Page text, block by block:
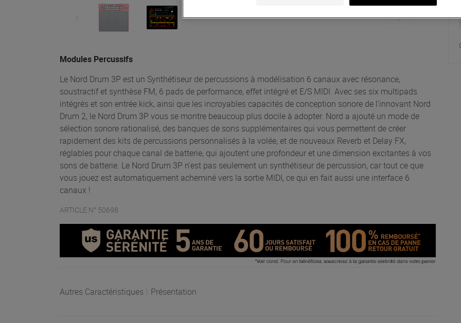
Modules Percussifs
Le Nord Drum 3P est un Synthétiseur de percussions à modélisation 6 canaux avec résonance,
soustractif et synthèse FM, 6 pads de performance, effet intégré et E/S MIDI. Avec ses six multipads
intégrés et son entrée kick, ainsi que les incroyables capacités de conception sonore de l'innovant Nord
Drum 2, le Nord Drum 3P vous se montre beaucoup plus docile à adopter. Nord a ajouté un mode de
sélection sonore rationalisé, des banques de sons supplémentaires qui vous permettent de créer
rapidement des kits de percussions personnalisés à la volée, et de nouveaux Reverb et Delay FX,
réglables pour chaque canal de batterie, qui ajoutent une profondeur et une dimension excitantes à vos
sons de batterie. Le Nord Drum 3P n'est pas seulement un synthétiseur de percussion, car tout ce que
vous jouez est automatiquement acheminé vers la sortie MIDI, ce qui en fait aussi une interface 6
canaux !
ARTICLE N° 50698
Autres Caractéristiques Présentation